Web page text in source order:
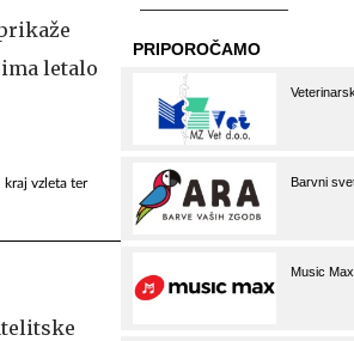
kraj vzleta ter